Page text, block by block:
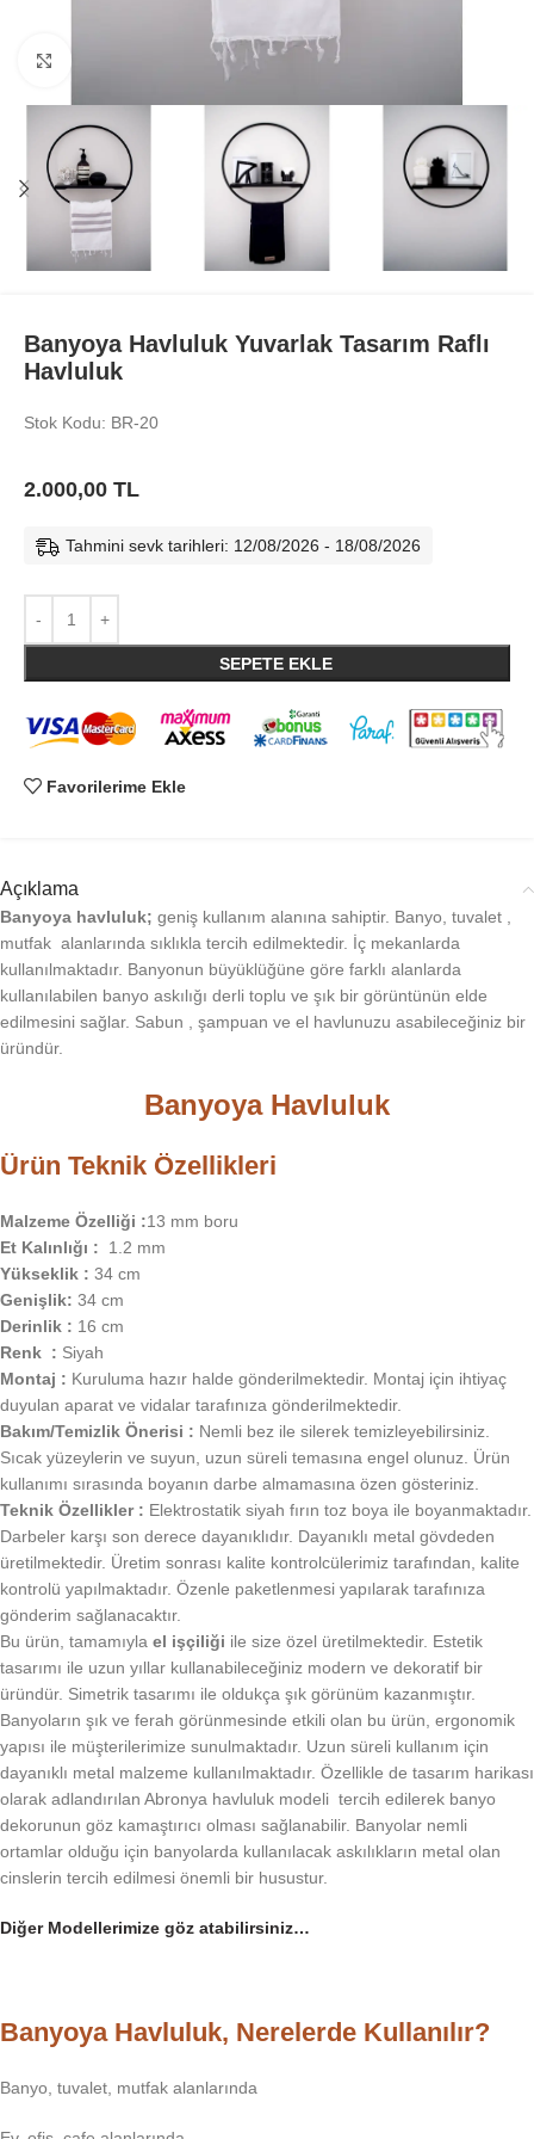
Banyoya Havluluk Yuvarlak Tasarım Raflı
Havluluk
Stok Kodu: BR-20
2.000,00 TL
Tahmini sevk tarihleri: 12/08/2026 - 18/08/2026
SEPETE EKLE
Favorilerime Ekle
Açıklama
Banyoya havluluk; geniş kullanım alanına sahiptir. Banyo, tuvalet ,
mutfak alanlarında sıklıkla tercih edilmektedir. İç mekanlarda
kullanılmaktadır. Banyonun büyüklüğüne göre farklı alanlarda
kullanılabilen banyo askılığı derli toplu ve şık bir görüntünün elde
edilmesini sağlar. Sabun , şampuan ve el havlunuzu asabileceğiniz bir
üründür.
Banyoya Havluluk
Ürün Teknik Özellikleri
Malzeme Özelliği :13 mm boru
Et Kalınlığı : 1.2 mm
Yükseklik : 34 cm
Genişlik: 34 cm
Derinlik : 16 cm
Renk : Siyah
Montaj : Kuruluma hazır halde gönderilmektedir. Montaj için ihtiyaç
duyulan aparat ve vidalar tarafınıza gönderilmektedir.
Bakım/Temizlik Önerisi : Nemli bez ile silerek temizleyebilirsiniz.
Sıcak yüzeylerin ve suyun, uzun süreli temasına engel olunuz. Ürün
kullanımı sırasında boyanın darbe almamasına özen gösteriniz.
Teknik Özellikler : Elektrostatik siyah fırın toz boya ile boyanmaktadır.
Darbeler karşı son derece dayanıklıdır. Dayanıklı metal gövdeden
üretilmektedir. Üretim sonrası kalite kontrolcülerimiz tarafından, kalite
kontrolü yapılmaktadır. Özenle paketlenmesi yapılarak tarafınıza
gönderim sağlanacaktır.
Bu ürün, tamamıyla el işçiliği ile size özel üretilmektedir. Estetik
tasarımı ile uzun yıllar kullanabileceğiniz modern ve dekoratif bir
üründür. Simetrik tasarımı ile oldukça şık görünüm kazanmıştır.
Banyoların şık ve ferah görünmesinde etkili olan bu ürün, ergonomik
yapısı ile müşterilerimize sunulmaktadır. Uzun süreli kullanım için
dayanıklı metal malzeme kullanılmaktadır. Özellikle de tasarım harikası
olarak adlandırılan Abronya havluluk modeli tercih edilerek banyo
dekorunun göz kamaştırıcı olması sağlanabilir. Banyolar nemli
ortamlar olduğu için banyolarda kullanılacak askılıkların metal olan
cinslerin tercih edilmesi önemli bir husustur.
Diğer Modellerimize göz atabilirsiniz…
Banyoya Havluluk, Nerelerde Kullanılır?
Banyo, tuvalet, mutfak alanlarında